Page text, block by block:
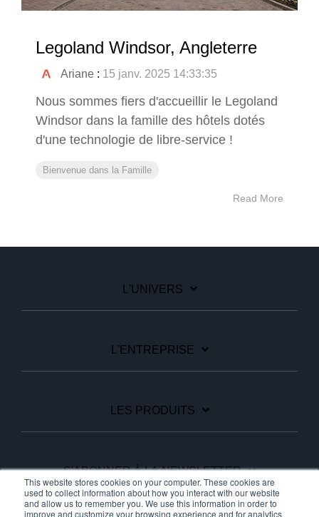
This website stores cookies on your computer. These cookies are
used to collect information about how you interact with our website
and allow us to remember you. We use this information in order to
improve and customize your browsing experience and for analytics
Legoland Windsor, Angleterre
Ariane : 15 janv. 2025 14:33:35
Nous sommes fiers d'accueillir le Legoland
Windsor dans la famille des hôtels dotés
d'une technologie de libre-service !
Bienvenue dans la Famille
Read More
L'UNIVERS
L'ENTREPRISE
LES PRODUITS
S'ABONNER À LA NEWSLETTER